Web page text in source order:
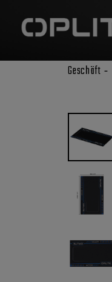
Geschäft -